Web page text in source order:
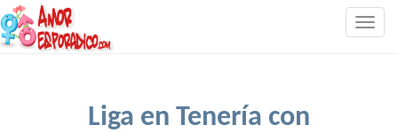
Liga en Tenería con